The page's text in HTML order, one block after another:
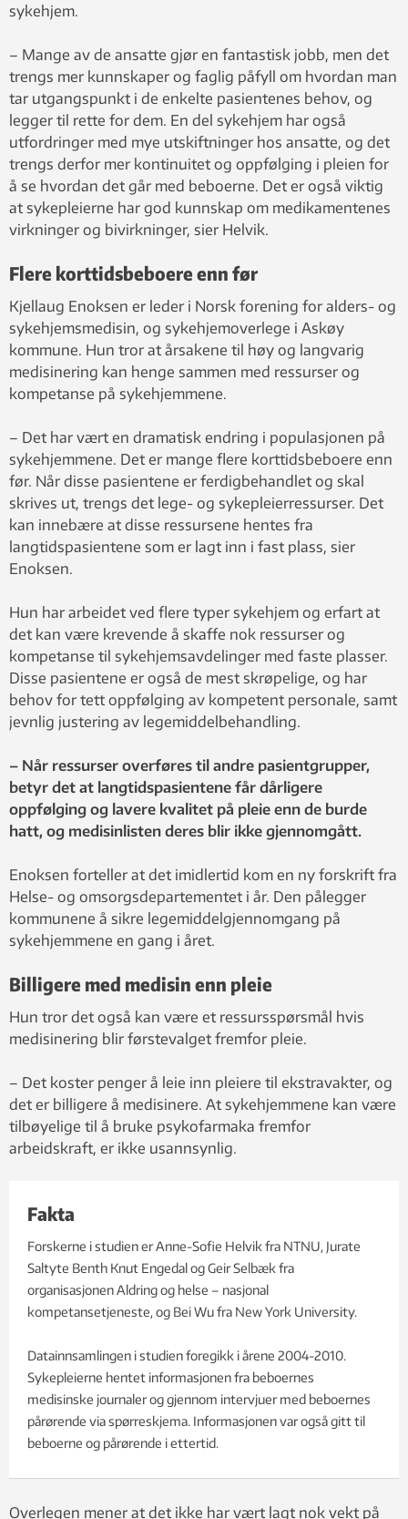
sykehjem.
– Mange av de ansatte gjør en fantastisk jobb, men det
trengs mer kunnskaper og faglig påfyll om hvordan man
tar utgangspunkt i de enkelte pasientenes behov, og
legger til rette for dem. En del sykehjem har også
utfordringer med mye utskiftninger hos ansatte, og det
trengs derfor mer kontinuitet og oppfølging i pleien for
å se hvordan det går med beboerne. Det er også viktig
at sykepleierne har god kunnskap om medikamentenes
virkninger og bivirkninger, sier Helvik.
Flere korttidsbeboere enn før
Kjellaug Enoksen er leder i Norsk forening for alders- og
sykehjemsmedisin, og sykehjemoverlege i Askøy
kommune. Hun tror at årsakene til høy og langvarig
medisinering kan henge sammen med ressurser og
kompetanse på sykehjemmene.
– Det har vært en dramatisk endring i populasjonen på
sykehjemmene. Det er mange flere korttidsbeboere enn
før. Når disse pasientene er ferdigbehandlet og skal
skrives ut, trengs det lege- og sykepleierressurser. Det
kan innebære at disse ressursene hentes fra
langtidspasientene som er lagt inn i fast plass, sier
Enoksen.
Hun har arbeidet ved flere typer sykehjem og erfart at
det kan være krevende å skaffe nok ressurser og
kompetanse til sykehjemsavdelinger med faste plasser.
Disse pasientene er også de mest skrøpelige, og har
behov for tett oppfølging av kompetent personale, samt
jevnlig justering av legemiddelbehandling.
– Når ressurser overføres til andre pasientgrupper,
betyr det at langtidspasientene får dårligere
oppfølging og lavere kvalitet på pleie enn de burde
hatt, og medisinlisten deres blir ikke gjennomgått.
Enoksen forteller at det imidlertid kom en ny forskrift fra
Helse- og omsorgsdepartementet i år. Den pålegger
kommunene å sikre legemiddelgjennomgang på
sykehjemmene en gang i året.
Billigere med medisin enn pleie
Hun tror det også kan være et ressursspørsmål hvis
medisinering blir førstevalget fremfor pleie.
– Det koster penger å leie inn pleiere til ekstravakter, og
det er billigere å medisinere. At sykehjemmene kan være
tilbøyelige til å bruke psykofarmaka fremfor
arbeidskraft, er ikke usannsynlig.
Fakta
Forskerne i studien er Anne-Sofie Helvik fra NTNU, Jurate
Saltyte Benth Knut Engedal og Geir Selbæk fra
organisasjonen Aldring og helse – nasjonal
kompetansetjeneste, og Bei Wu fra New York University.
Datainnsamlingen i studien foregikk i årene 2004-2010.
Sykepleierne hentet informasjonen fra beboernes
medisinske journaler og gjennom intervjuer med beboernes
pårørende via spørreskjema. Informasjonen var også gitt til
beboerne og pårørende i ettertid.
Overlegen mener at det ikke har vært lagt nok vekt på